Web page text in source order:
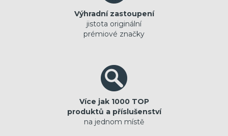
Výhradní zastoupení
jistota originální
prémiové značky
Více jak 1000 TOP
produktů a příslušenství
na jednom místě